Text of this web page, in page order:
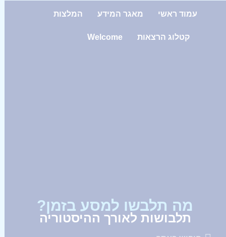
עמוד ראשי מאגר המידע המלצות
קטלוג הרצאות Welcome
מה תלבשו למסע בזמן?
תלבושות לאורך ההיסטוריה